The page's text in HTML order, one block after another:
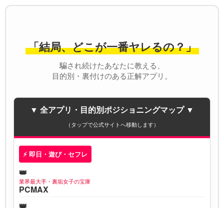
「結局、どこが一番ヤレるの？」
騙され続けたあなたに教える、
目的別・裏付けのある正解アプリ。
▼ 全アプリ・目的別ポジショニングマップ ▼
（タップで公式サイトへ移動します）
⚡ 即日・遊び・セフレ
業界最大手・裏垢女子の宝庫
PCMAX